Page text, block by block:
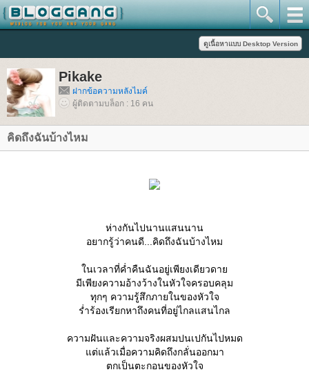
Pikake
ฝากข้อความหลังไมค์
ผู้ติดตามบล็อก : 16 คน
คิดถึงฉันบ้างไหม
ห่างกันไปนานแสนนาน
อยากรู้ว่าคนดี...คิดถึงฉันบ้างไหม
นเวลาที่ค่ำคืนฉันอยู่เพียงเดียวดา
มีเพียงความอ้างว้างในหัวใจครอบคลุม
ทุกๆ ความรู้สึกภายในของหัวใจ
ร่ำร้องเรียกหาถึงคนที่อยู่ไกลแสนไกล
ความฝันและความจริงผสมปนเปกันไปหมด
ต่แล้วเมื่อความคิดถึงกลั่นออกมา
ตกเป็นตะกอนของหัวใจ